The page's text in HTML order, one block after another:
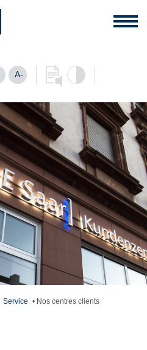
A-
Service • Nos centres clients